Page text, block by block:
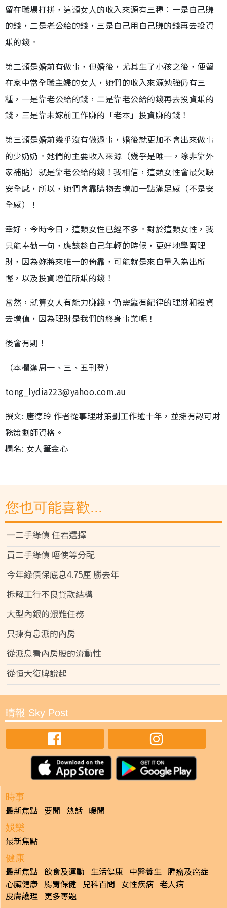
留在職場打拼，這類女人的收入來源有三種︰一是自己賺
的錢，二是老公給的錢，三是自己用自己賺的錢再去投資
賺的錢。
第二類是婚前有做事，但婚後，尤其生了小孩之後，便留
在家中當全職主婦的女人，她們的收入來源勉強仍有三
種，一是靠老公給的錢，二是靠老公給的錢再去投資賺的
錢，三是靠未嫁前工作賺的「老本」投資賺的錢！
第三類是婚前幾乎沒有做過事，婚後就更加不會出來做事
的少奶奶。她們的主要收入來源（幾乎是唯一，除非靠外
家補貼）就是靠老公給的錢！我相信，這類女性會最欠缺
安全感，所以，她們會靠購物去增加一點滿足感（不是安
全感）！
幸好，今時今日，這類女性已經不多。對於這類女性，我
只能奉勸一句，應該趁自己年輕的時候，更好地學習理
財，因為妳將來唯一的倚靠，可能就是來自量入為出所
慳，以及投資增值所賺的錢！
當然，就算女人有能力賺錢，仍需靠有紀律的理財和投資
去增值，因為理財是我們的終身事業呢！
後會有期！
（本欄逢周一、三、五刊登）
tong_lydia223@yahoo.com.au
撰文: 唐德玲 作者從事理財策劃工作逾十年，並擁有認可財
務策劃師資格。
欄名: 女人筆金心
您也可能喜歡...
一二手綠債 任君選擇
買二手綠債 唔使等分配
今年綠債保底息4.75厘 勝去年
拆解工行不良貸款結構
大型內銀的艱難任務
只揀有息派的內房
從派息看內房股的流動性
從恒大復牌說起
晴報 Sky Post
時事
最新焦點 要聞 熱話 暖聞
娛樂
最新焦點
健康
最新焦點 飲食及運動 生活健康 中醫養生 腫瘤及癌症
心臟健康 腸胃保健 兒科百問 女性疾病 老人病
皮膚護理 更多專題